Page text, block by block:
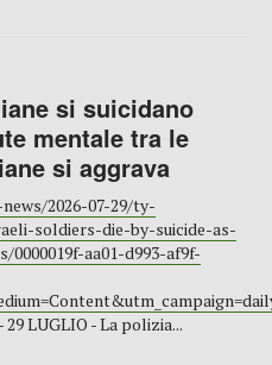
si suicidano
mentale tra le
si aggrava
2026-07-29/ty-
soldiers-die-by-suicide-as-
aa01-d993-af9f-
- 29 LUGLIO - La polizia...